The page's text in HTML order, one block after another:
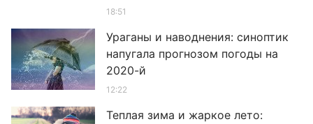
18:51
Ураганы и наводнения: синоптик
напугала прогнозом погоды на
2020-й
12:22
Теплая зима и жаркое лето: